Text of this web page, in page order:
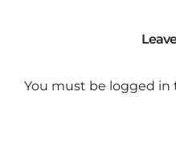
You must be logged in